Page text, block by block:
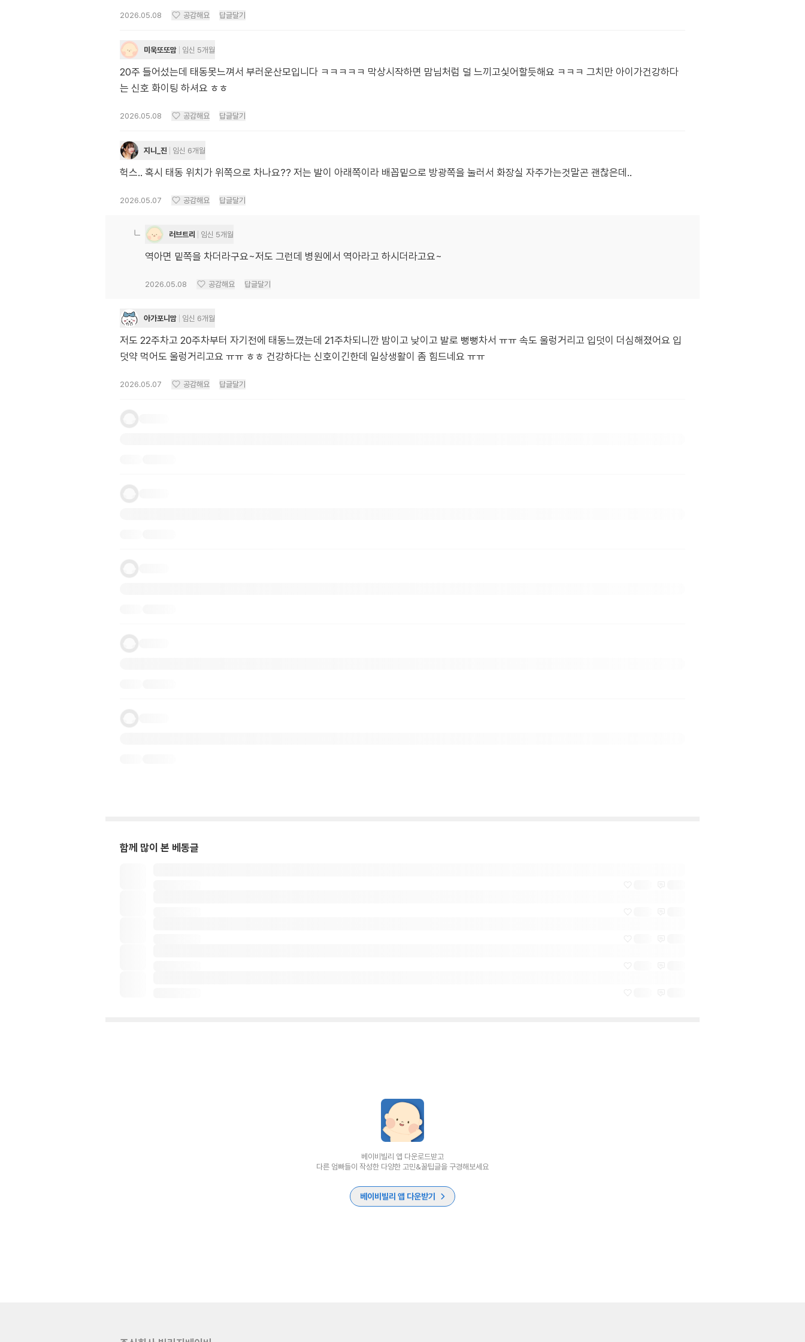
2026.05.08 공감해요 답글달기
미욱또또맘 임신 5개월
20주 들어섰는데 태동못느껴서 부러운산모입니다 ㅋㅋㅋㅋㅋ 막상시작하면 맘님처럼 덜 느끼고싳어할듯해요 ㅋㅋㅋ 그치만 아이가건강하다
는 신호 화이팅 하셔요 ㅎㅎ
2026.05.08 공감해요 답글달기
지니_진 임신 6개월
헉스.. 혹시 태동 위치가 위쪽으로 차나요?? 저는 발이 아래쪽이라 배꼽밑으로 방광쪽을 눌러서 화장실 자주가는것말곤 괜찮은데..
2026.05.07 공감해요 답글달기
러브트리 임신 5개월
역아면 밑쪽을 차더라구요~저도 그런데 병원에서 역아라고 하시더라고요~
2026.05.08 공감해요 답글달기
아가포니맘 임신 6개월
저도 22주차고 20주차부터 자기전에 태동느꼈는데 21주차되니깐 밤이고 낮이고 발로 뻥뻥차서 ㅠㅠ 속도 울렁거리고 입덧이 더심해졌어요 입
덧약 먹어도 울렁거리고요 ㅠㅠ ㅎㅎ 건강하다는 신호이긴한데 일상생활이 좀 힘드네요 ㅠㅠ
2026.05.07 공감해요 답글달기
함께 많이 본 베동글
베이비빌리 앱 다운로드받고
다른 엄빠들이 작성한 다양한 고민&꿀팁글을 구경해보세요
베이비빌리 앱 다운받기